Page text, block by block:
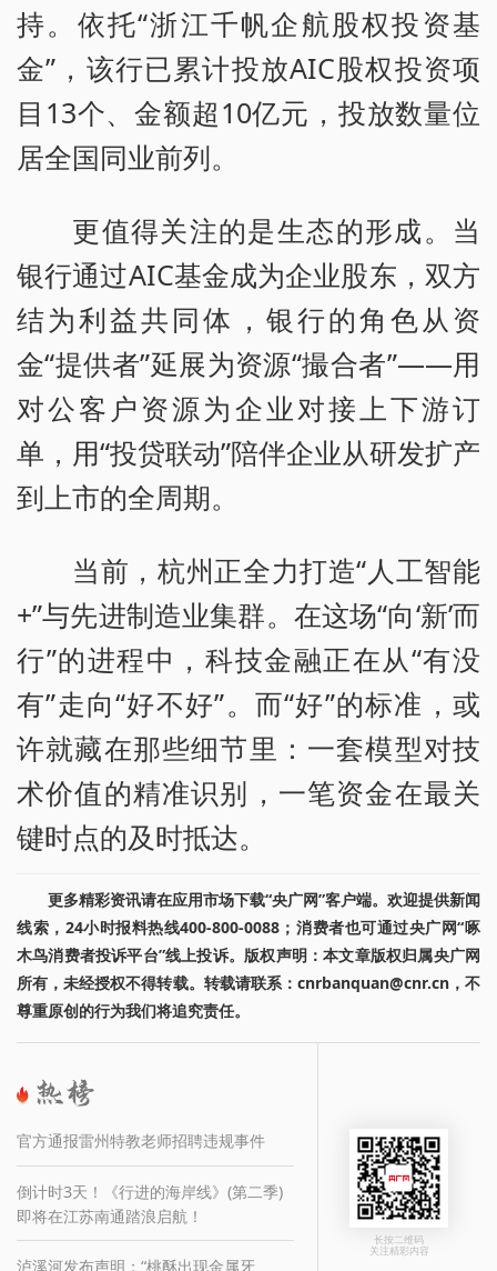
持。依托“浙江千帆企航股权投资基
金”，该行已累计投放AIC股权投资项
目13个、金额超10亿元，投放数量位
居全国同业前列。
更值得关注的是生态的形成。当
银行通过AIC基金成为企业股东，双方
结为利益共同体，银行的角色从资
金“提供者”延展为资源“撮合者”——用
对公客户资源为企业对接上下游订
单，用“投贷联动”陪伴企业从研发扩产
到上市的全周期。
当前，杭州正全力打造“人工智能
+”与先进制造业集群。在这场“向‘新’而
行”的进程中，科技金融正在从“有没
有”走向“好不好”。而“好”的标准，或
许就藏在那些细节里：一套模型对技
术价值的精准识别，一笔资金在最关
键时点的及时抵达。
更多精彩资讯请在应用市场下载“央广网”客户端。欢迎提供新闻
线索，24小时报料热线400-800-0088；消费者也可通过央广网“啄
木鸟消费者投诉平台”线上投诉。版权声明：本文章版权归属央广网
所有，未经授权不得转载。转载请联系：cnrbanquan@cnr.cn，不
尊重原创的行为我们将追究责任。
官方通报雷州特教老师招聘违规事件
倒计时3天！《行进的海岸线》(第二季)
即将在江苏南通踏浪启航！
泸溪河发布声明：“桃酥出现金属牙
长按二维码
关注精彩内容